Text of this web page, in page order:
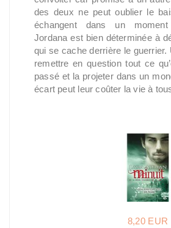
des deux ne peut oublier le
échangent dans un moment
Jordana est bien déterminée à
qui se cache derrière le guerrier.
remettre en question tout ce
passé et la projeter dans un
écart peut leur coûter la vie à
8,20 EUR